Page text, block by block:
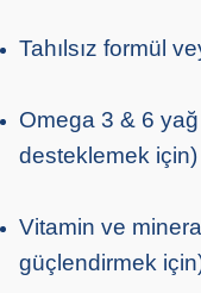
Tahılsız formül
Omega 3 & 6 yağ
desteklemek için)
Vitamin ve
güçlendirmek